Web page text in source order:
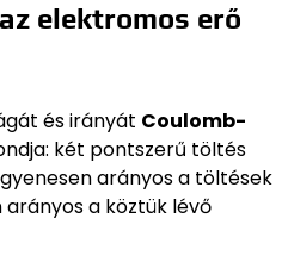
elektromos erő
és irányát Coulomb-
két pontszerű töltés
arányos a töltések
a köztük lévő